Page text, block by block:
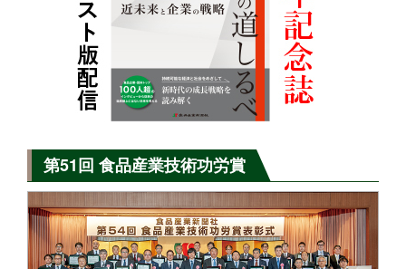
第51回 食品産業技術功労賞